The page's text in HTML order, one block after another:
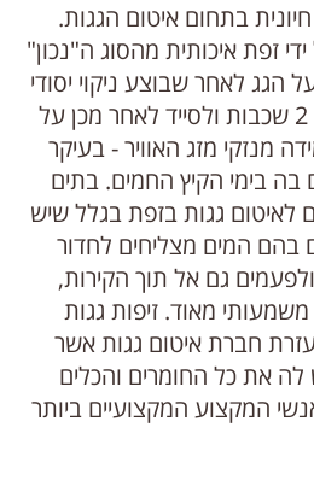
בתחום איטום הגגות.
זפת איכותית מהסוג ה"נכון"
הגג לאחר שבוצע ניקוי יסודי
של המשטח. יש לבצע 2 שכבות ולסייד לאחר מכן על
מנזקי מזג האוויר - בעיקר
בימי הקיץ החמים. בתים
לאיטום גגות בזפת בגלל שיש
בהם המים מצליחים לחדור
גם אל תוך הקירות,
מאוד. זיפות גגות
חברת איטום גגות אשר
את כל החומרים והכלים
המקצוע המקצועיים ביותר